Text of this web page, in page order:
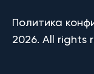
Политика
2026. All rights